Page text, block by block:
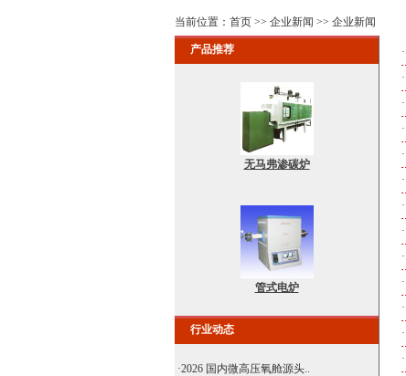
当前位置： 首页 >> 企业新闻 >> 企业新闻
产品推荐
无马弗渗碳炉
管式电炉
行业动态
·2026 国内微高压氧舱源头..
·
·
·
·
·
·
·
·
·
·
·
·
·